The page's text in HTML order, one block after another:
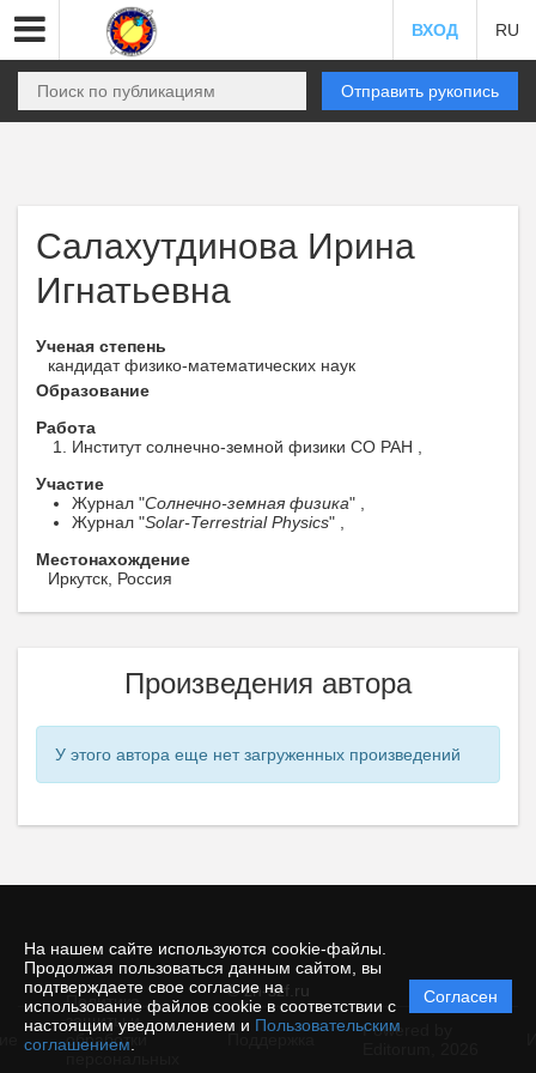
На нашем сайте используются cookie-файлы.
Продолжая пользоваться данным сайтом, вы
подтверждаете свое согласие на
использование файлов cookie в соответствии с
настоящим уведомлением и Пользовательским
соглашением
Согласен
ВХОД RU
Отправить рукопись
Салахутдинова Ирина
Игнатьевна
Ученая степень
кандидат физико-математических наук
Образование
Работа
Институт солнечно-земной физики СО РАН ,
Участие
Журнал "Солнечно-земная физика" ,
Журнал "Solar-Terrestrial Physics" ,
Местонахождение
Иркутск, Россия
Произведения автора
У этого автора еще нет загруженных произведений
© zh-szf.ru
Политика
защиты и
обработки
Powered by